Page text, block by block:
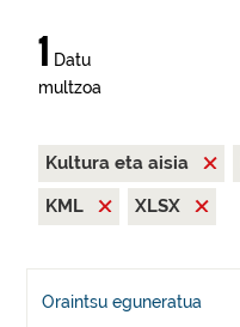
1 Datu
multzoa
Kultura eta aisia
KML
XLSX
Oraintsu eguneratua